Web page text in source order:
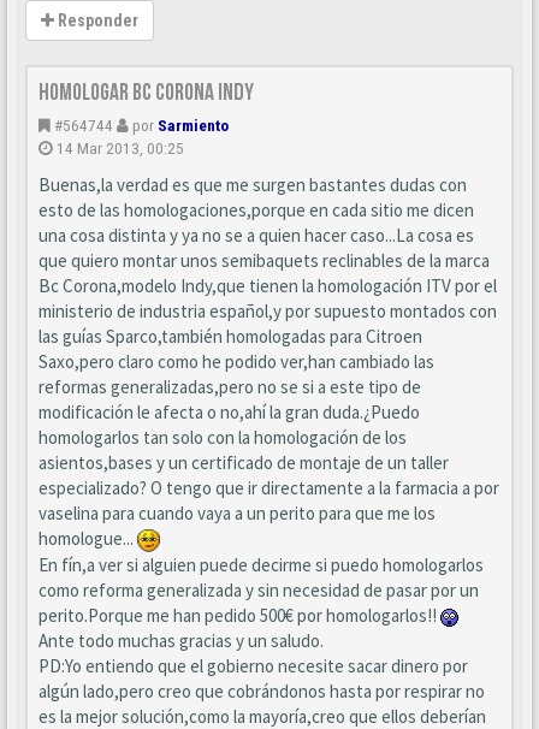
Responder
Homologar BC Corona Indy
#564744 por Sarmiento
14 Mar 2013, 00:25
Buenas,la verdad es que me surgen bastantes dudas con
esto de las homologaciones,porque en cada sitio me dicen
una cosa distinta y ya no se a quien hacer caso...La cosa es
que quiero montar unos semibaquets reclinables de la marca
Bc Corona,modelo Indy,que tienen la homologación ITV por el
ministerio de industria español,y por supuesto montados con
las guías Sparco,también homologadas para Citroen
Saxo,pero claro como he podido ver,han cambiado las
reformas generalizadas,pero no se si a este tipo de
modificación le afecta o no,ahí la gran duda.¿Puedo
homologarlos tan solo con la homologación de los
asientos,bases y un certificado de montaje de un taller
especializado? O tengo que ir directamente a la farmacia a por
vaselina para cuando vaya a un perito para que me los
homologue...
En fín,a ver si alguien puede decirme si puedo homologarlos
como reforma generalizada y sin necesidad de pasar por un
perito.Porque me han pedido 500€ por homologarlos!!
Ante todo muchas gracias y un saludo.
PD:Yo entiendo que el gobierno necesite sacar dinero por
algún lado,pero creo que cobrándonos hasta por respirar no
es la mejor solución,como la mayoría,creo que ellos deberían